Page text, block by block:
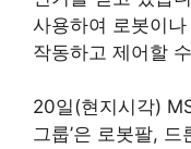
사용하여 로봇이
작동하고 제어할
20일(현지시각)
그룹’은 로봇팔,